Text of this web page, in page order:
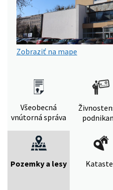
Zobraziť na mape
Všeobecná
vnútorná správa
Pozemky a lesy